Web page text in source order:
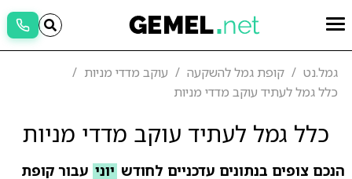
גמל.נט קופת גמל להשקעה
עוקב מדדי מניות
כלל גמל לעתיד עוקב מדדי מניות
כלל גמל לעתיד עוקב מדדי מניות
הנכם צופים בנתונים עדכניים לחודש יוני עבור קופת